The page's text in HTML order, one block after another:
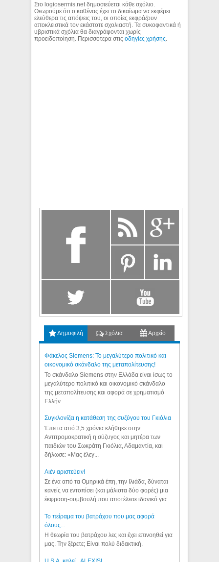
Στο logiosermis.net δημοσιεύεται κάθε σχόλιο.
Θεωρούμε ότι ο καθένας έχει το δικαίωμα να εκφέρει
ελεύθερα τις απόψεις του, οι οποίες εκφράζουν
αποκλειστικά τον εκάστοτε σχολιαστή. Τα συκοφαντικά ή
υβριστικά σχόλια θα διαγράφονται χωρίς
προειδοποίηση. Περισσότερα στιςοδηγίες χρήσης
Δημοφιλή Σχόλια Αρχείο
Φάκελος Siemens: Το μεγαλύτερο πολιτικό και
οικονομικό σκάνδαλο της μεταπολίτευσης!
Το σκάνδαλο Siemens στην Ελλάδα είναι ίσως το
μεγαλύτερο πολιτικό και οικονομικό σκάνδαλο
της μεταπολίτευσης και αφορά σε χρηματισμό
Ελλήν...
Συγκλονίζει η κατάθεση της συζύγου του Γκιόλια
Έπειτα από 3,5 χρόνια κλήθηκε στην
Αντιτρομοκρατική η σύζυγος και μητέρα των
παιδιών του Σωκράτη Γκιόλια, Αδαμαντία, και
δήλωσε: «Μας έλεγ...
Aιέν αριστεύειν!
Σε ένα από τα Ομηρικά έπη, την Ιλιάδα, δύναται
κανείς να εντοπίσει (και μάλιστα δύο φορές) μια
έκφραση-συμβουλή που αποτέλεσε ιδανικό για...
Το πείραμα του βατράχου που μας αφορά
όλους...
Η θεωρία του βατράχου λες και έχει επινοηθεί για
μας. Την ξέρετε; Είναι πολύ διδακτική.